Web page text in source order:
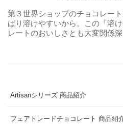
第３世界ショップのチョコレー
ばり溶けやすいから。この「溶
レートのおいしさとも大変関係深
Artisanシリーズ 商品紹介
フェアトレードチョコレート 商品紹